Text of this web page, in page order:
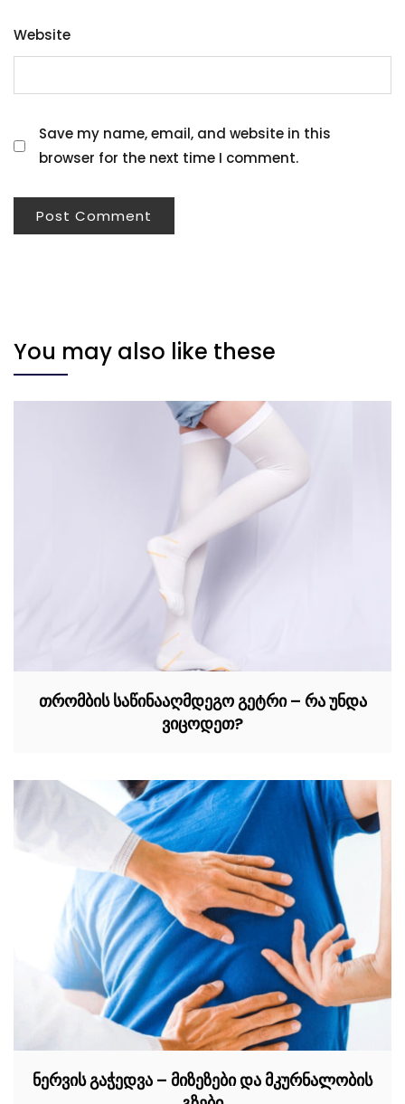
Website
Save my name, email, and website in this
browser for the next time I comment.
You may also like these
თრომბის საწინააღმდეგო გეტრი – რა უნდა
ვიცოდეთ?
ნერვის გაჭედვა – მიზეზები და მკურნალობის